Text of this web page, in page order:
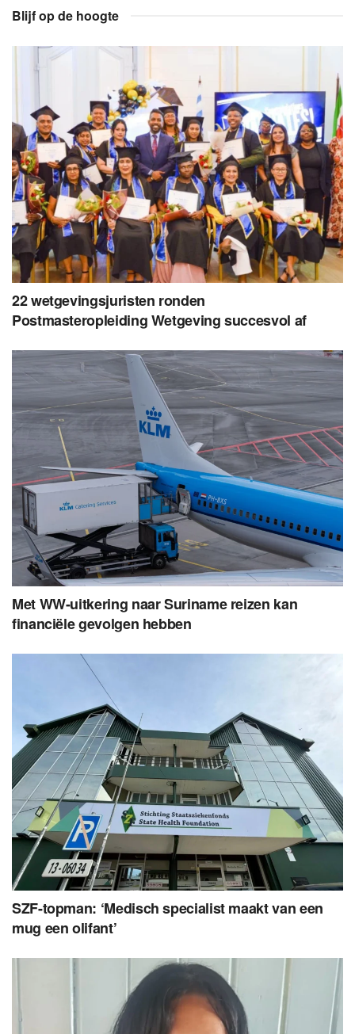
Blijf op de hoogte
22 wetgevingsjuristen ronden
Postmasteropleiding Wetgeving succesvol af
Met WW-uitkering naar Suriname reizen kan
financiële gevolgen hebben
SZF-topman: ‘Medisch specialist maakt van een
mug een olifant’